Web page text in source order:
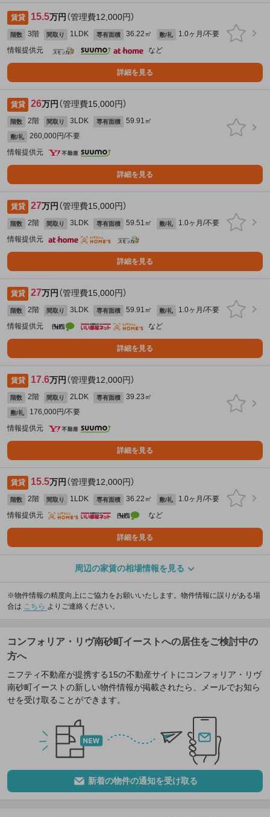
賃貸 15.5万円 （管理費12,000円）
階数 3階 間取り 1LDK 専有面積 36.22㎡ 敷/礼
1.0ヶ月/不要
情報提供元
など
詳細を見る
賃貸 26万円 （管理費15,000円）
階数 2階 間取り 3LDK 専有面積 59.91㎡
敷/礼
260,000円/不要
情報提供元
詳細を見る
賃貸 27万円 （管理費15,000円）
階数 2階 間取り 3LDK 専有面積 59.51㎡ 敷/礼
1.0ヶ月/不要
情報提供元
詳細を見る
賃貸 27万円 （管理費15,000円）
階数 2階 間取り 3LDK 専有面積 59.91㎡ 敷/礼
1.0ヶ月/不要
情報提供元
など
詳細を見る
賃貸 17.6万円 （管理費12,000円）
階数 2階 間取り 2LDK 専有面積 39.23㎡
敷/礼
176,000円/不要
情報提供元
詳細を見る
賃貸 15.5万円 （管理費12,000円）
階数 2階 間取り 1LDK 専有面積 36.22㎡ 敷/礼
1.0ヶ月/不要
情報提供元
など
詳細を見る
周辺の家賃の相場情報を見る
※物件情報の精度向上にご協力をお願いいたします。物件情報に誤りがある場
合は こちら よりご連絡ください。
コンフォリア・リヴ南砂町イーストへの居住をご検討中の
方へ
ニフティ不動産が提携する15の不動産サイトにコンフォリア・リヴ
南砂町イーストの新しい物件情報が掲載されたら、メールでお知ら
せを受け取ることができます。
新着の物件の通知を受け取る